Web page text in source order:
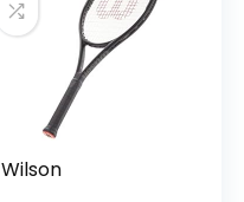
Wilson